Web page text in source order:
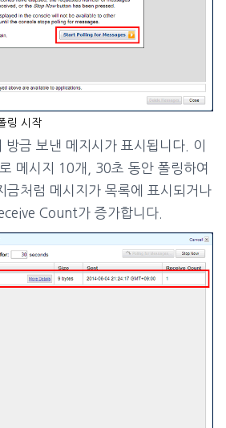
링 시작
방금 보낸 메지시가 표시됩니다. 이
메시지 10개, 30초 동안 폴링하여
금처럼 메시지가 목록에 표시되거나
Count가 증가합니다.